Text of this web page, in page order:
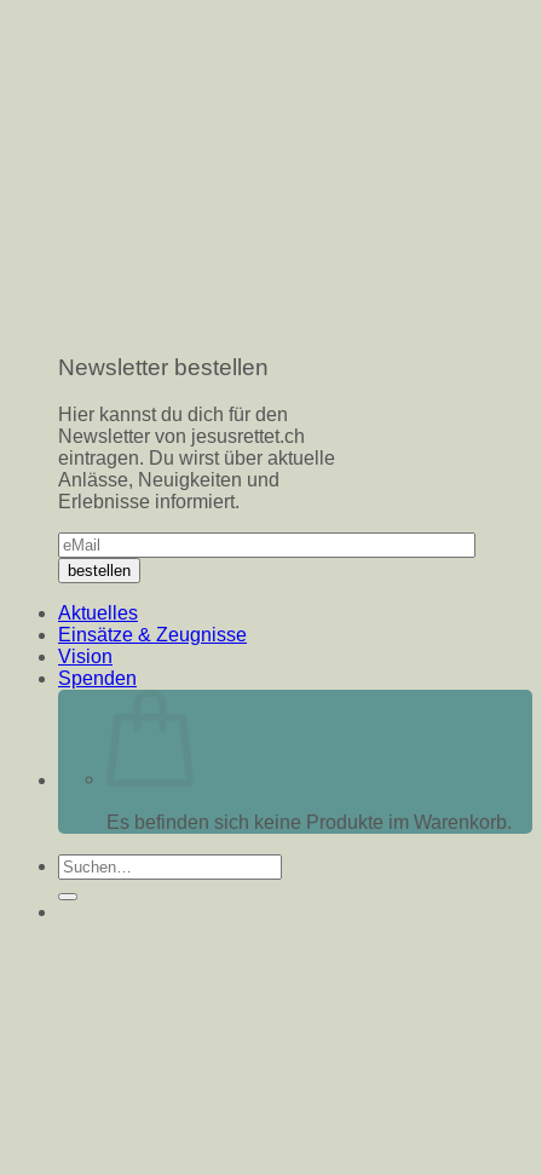
Newsletter bestellen
Hier kannst du dich für den
Newsletter von jesusrettet.ch
eintragen. Du wirst über aktuelle
Anlässe, Neuigkeiten und
Erlebnisse informiert.
Aktuelles
Einsätze & Zeugnisse
Vision
Spenden
Es befinden sich keine Produkte im Warenkorb.
Suche
nach: